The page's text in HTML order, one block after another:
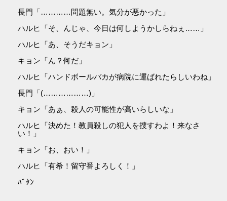
長門「…………問題無い。気分が悪かった」
ハルヒ「そ、んじゃ、今日は何しようかしらねぇ……」
ハルヒ「あ、そうだキョン」
キョン「ん？何だ」
ハルヒ「ハンドボールバカが病院に運ばれたらしいわね」
長門「(………………)」
キョン「あぁ、殺人の可能性が高いらしいな」
ハルヒ「決めた！教員殺しの犯人を捜すわよ！来なさ
い！」
キョン「お、おい！」
ハルヒ「有希！留守番よろしく！」
ﾊﾞﾀﾝ